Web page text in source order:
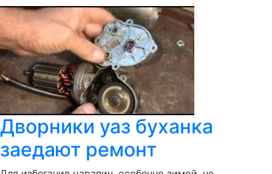
Дворники уаз буханка
заедают ремонт